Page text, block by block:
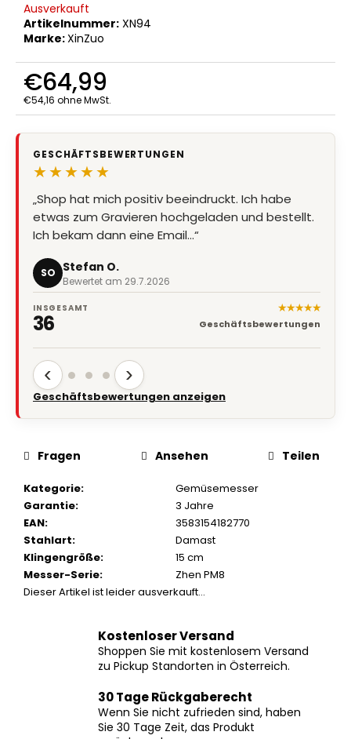
Ausverkauft
Artikelnummer: XN94
Marke:XinZuo
€64,99
€54,16 ohne MwSt.
Verkaufspreis:
GESCHÄFTSBEWERTUNGEN
★★★★★
„Shop hat mich positiv beeindruckt. Ich habe
etwas zum Gravieren hochgeladen und bestellt.
Ich bekam dann eine Email…“
SO Stefan O.
Bewertet am 29.7.2026
INSGESAMT
36
★★★★★
Geschäftsbewertungen
‹ ›
Geschäftsbewertungen anzeigen
Kategorie:
Gemüsemesser
Garantie:
3 Jahre
EAN:
3583154182770
Stahlart:
Damast
Klingengröße:
15 cm
Messer-Serie:
Zhen PM8
Dieser Artikel ist leider ausverkauft…
Fragen Ansehen Teilen
Kostenloser Versand
Shoppen Sie mit kostenlosem Versand
zu Pickup Standorten in Österreich.
30 Tage Rückgaberecht
Wenn Sie nicht zufrieden sind, haben
Sie 30 Tage Zeit, das Produkt